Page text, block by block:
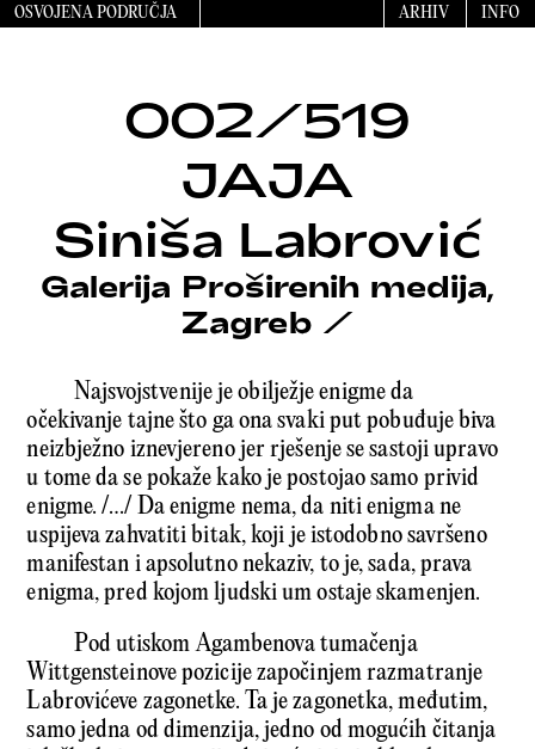
OSVOJENA PODRUČJA ARHIV INFO
002/519
JAJA
Siniša Labrović
Galerija Proširenih medija,
Zagreb /
Najsvojstvenije je obilježje enigme da
očekivanje tajne što ga ona svaki put pobuđuje biva
neizbježno iznevjereno jer rješenje se sastoji upravo
u tome da se pokaže kako je postojao samo privid
enigme. /…/ Da enigme nema, da niti enigma ne
uspijeva zahvatiti bitak, koji je istodobno savršeno
manifestan i apsolutno nekaziv, to je, sada, prava
enigma, pred kojom ljudski um ostaje skamenjen.
Pod utiskom Agambenova tumačenja
Wittgensteinove pozicije započinjem razmatranje
Labrovićeve zagonetke. Ta je zagonetka, međutim,
samo jedna od dimenzija, jedno od mogućih čitanja